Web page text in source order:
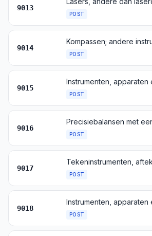
9013
POST
9014
POST
9015
POST
9016
POST
9017
POST
9018
POST